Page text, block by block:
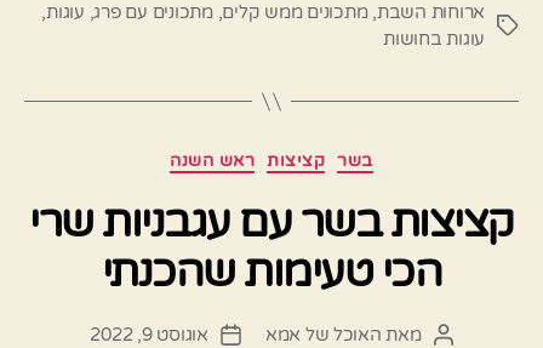
תגיות
ארוחות השבת,מתכונים ממש קלים,מתכונים עם פרג, עוגות,
עוגות בחושות
קטגוריות בשר קציצות ראש השנה
קציצות בשר עם עגבניות שרי
הכי טעימות שהכנתי
המחבר
מאת האוכל של אמא
תאריךאוגוסט 9, 2022